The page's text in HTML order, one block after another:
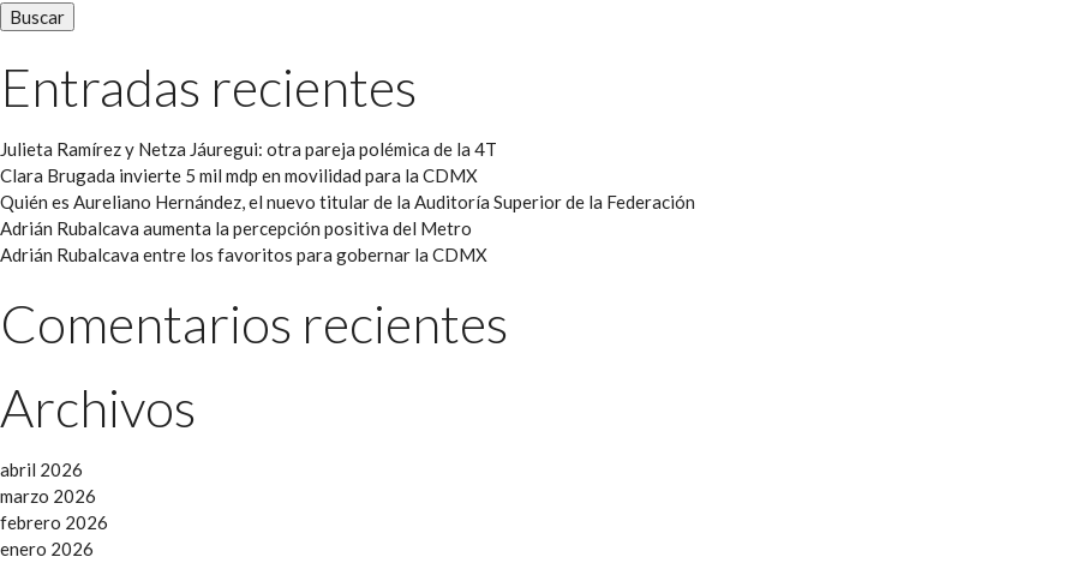
Entradas recientes
Julieta Ramírez y Netza Jáuregui: otra pareja polémica de la 4T
Clara Brugada invierte 5 mil mdp en movilidad para la CDMX
Quién es Aureliano Hernández, el nuevo titular de la Auditoría Superior de la Federación
Adrián Rubalcava aumenta la percepción positiva del Metro
Adrián Rubalcava entre los favoritos para gobernar la CDMX
Comentarios recientes
Archivos
abril 2026
marzo 2026
febrero 2026
enero 2026